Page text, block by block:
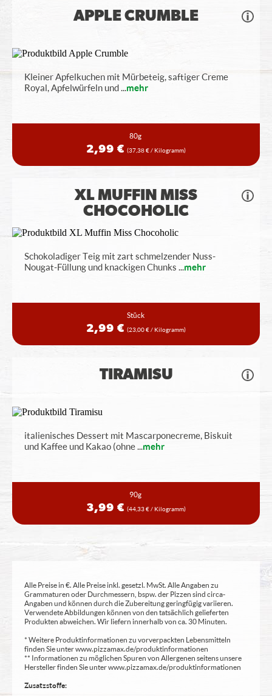
APPLE CRUMBLE
Kleiner Apfelkuchen mit Mürbeteig, saftiger Creme
Royal, Apfelwürfeln und...mehr
80g
2,99 € (37,38 € / Kilogramm)
XL MUFFIN MISS
CHOCOHOLIC
Schokoladiger Teig mit zart schmelzender Nuss-
Nougat-Füllung und knackigen Chunks ...mehr
Stück
2,99 € (23,00 € / Kilogramm)
TIRAMISU
italienisches Dessert mit Mascarponecreme, Biskuit
und Kaffee und Kakao (ohne...mehr
90g
3,99 € (44,33 € / Kilogramm)
Alle Preise in €. Alle Preise inkl. gesetzl. MwSt. Alle Angaben zu
Grammaturen oder Durchmessern, bspw. der Pizzen sind circa-
Angaben und können durch die Zubereitung geringfügig variieren.
Verwendete Abbildungen können von den tatsächlich gelieferten
Produkten abweichen. Wir liefern innerhalb von ca. 30 Minuten.
* Weitere Produktinformationen zu vorverpackten Lebensmitteln
finden Sie unter www.pizzamax.de/produktinformationen
** Informationen zu möglichen Spuren von Allergenen seitens unsere
Hersteller finden Sie unter www.pizzamax.de/produktinformationen
Zusatzstoffe: